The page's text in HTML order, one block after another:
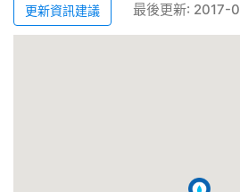
更新資訊建議 最後更新: 2017-